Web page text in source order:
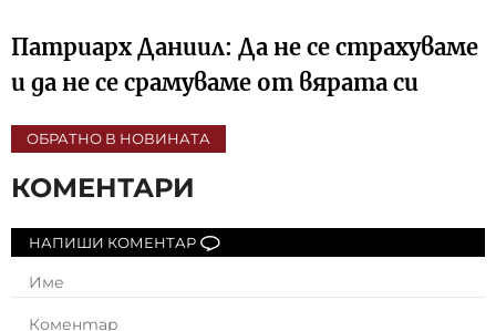
Патриарх Даниил: Да не се страхуваме
и да не се срамуваме от вярата си
ОБРАТНО В НОВИНАТА
КОМЕНТАРИ
НАПИШИ КОМЕНТАР